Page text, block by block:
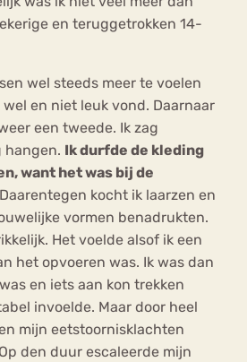
en teruggetrokken 14-
wel steeds meer te voelen
en niet leuk vond. Daarnaar
een tweede. Ik zag
hangen. Ik durfde de kleding
want het was bij de
Daarentegen kocht ik laarzen en
vormen benadrukten.
Het voelde alsof ik een
het opvoeren was. Ik was dan
en iets aan kon trekken
invoelde. Maar door heel
mijn eetstoornisklachten
den duur escaleerde mijn